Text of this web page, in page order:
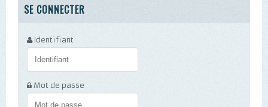
SE CONNECTER
Identifiant
Mot de passe